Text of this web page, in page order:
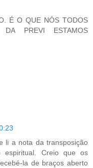
É O QUE NÓS TODOS
DA PREVI ESTAMOS
li a nota da transposição
Creio que os
la de braços aberto